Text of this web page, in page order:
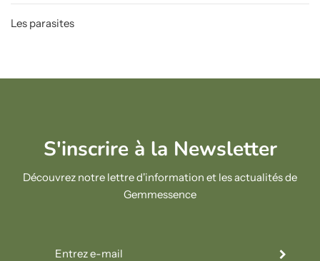
Les parasites
S'inscrire à la Newsletter
Découvrez notre lettre d'information et les actualités de
Gemmessence